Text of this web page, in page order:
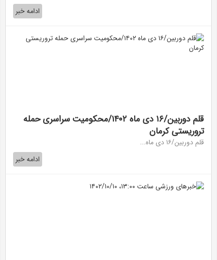
ادامه خبر
قلم دوربین/۱۶ دی ماه ۱۴۰۲/محکومیت سراسری حمله
تروریستی کرمان
قلم دوربین/۱۶ دی ماه...
ادامه خبر